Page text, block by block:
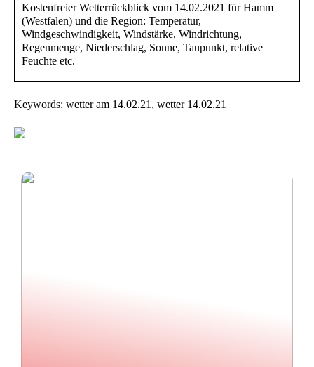
Kostenfreier Wetterrückblick vom 14.02.2021 für Hamm
(Westfalen) und die Region: Temperatur,
Windgeschwindigkeit, Windstärke, Windrichtung,
Regenmenge, Niederschlag, Sonne, Taupunkt, relative
Feuchte etc.
Keywords: wetter am 14.02.21, wetter 14.02.21